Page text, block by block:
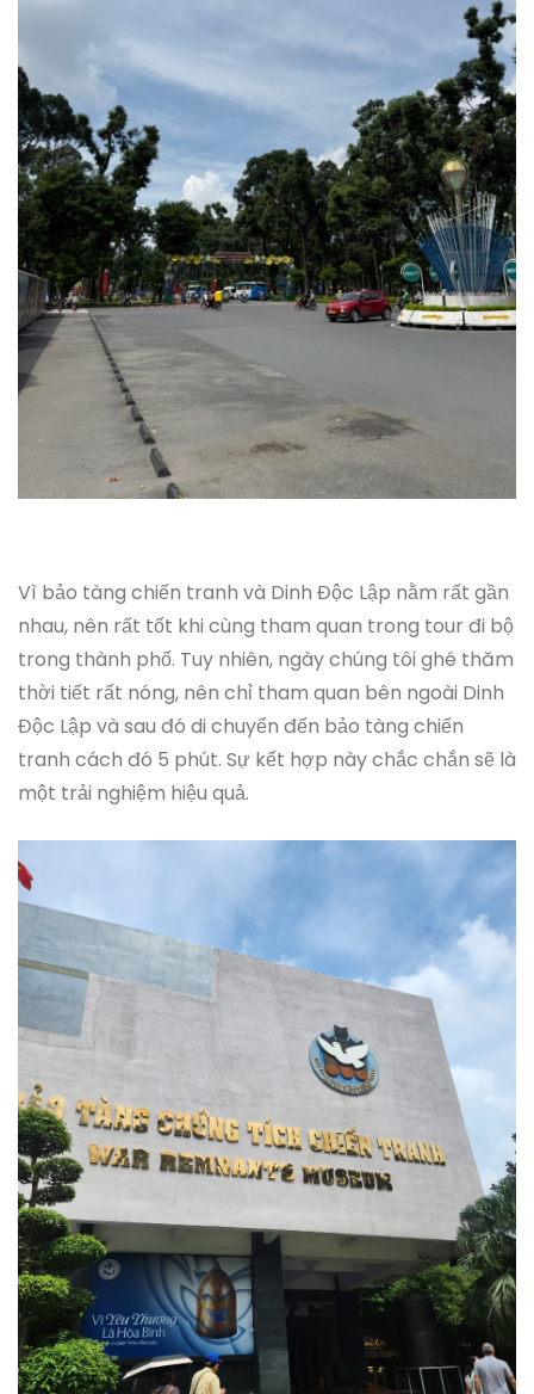
Vì bảo tàng chiến tranh và Dinh Độc Lập nằm rất gần
nhau, nên rất tốt khi cùng tham quan trong tour đi bộ
trong thành phố. Tuy nhiên, ngày chúng tôi ghé thăm
thời tiết rất nóng, nên chỉ tham quan bên ngoài Dinh
Độc Lập và sau đó di chuyển đến bảo tàng chiến
tranh cách đó 5 phút. Sự kết hợp này chắc chắn sẽ là
một trải nghiệm hiệu quả.